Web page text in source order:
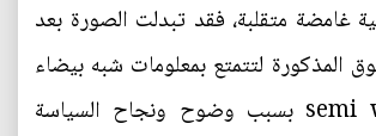
غامضة متقلبة، فقد تبدلت الصورة بعد
المذكورة لتتمتع بمعلومات شبه بيضاء
semi white noise بسبب وضوح ونجاح السياسة